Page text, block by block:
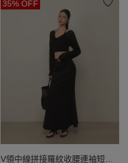
35% OFF
V領中線拼接羅紋收腰連袖短版